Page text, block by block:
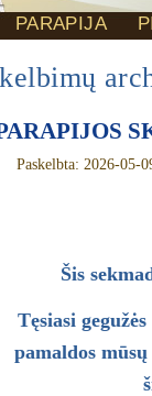
PARAPIJA
Paskelbta: 2026-05-
Šis
Tęsiasi
pamaldos